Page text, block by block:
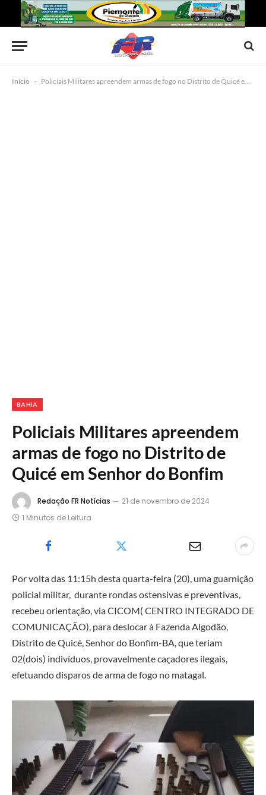
Início - Policiais Militares apreendem armas de fogo no Distrito de Quicé em Senhor do Bonfim
BAHIA
Policiais Militares apreendem
armas de fogo no Distrito de
Quicé em Senhor do Bonfim
Redação FR Notícias
21 de novembro de 2024
1 Minutos de Leitura
Por volta das 11:15h desta quarta-feira (20), uma guarnição
policial militar, durante rondas ostensivas e preventivas,
recebeu orientação, via CICOM( CENTRO INTEGRADO DE
COMUNICAÇÃO), para deslocar à Fazenda Algodão,
Distrito de Quicé, Senhor do Bonfim-BA, que teriam
02(dois) indivíduos, provavelmente caçadores ilegais,
efetuando disparos de arma de fogo no matagal.